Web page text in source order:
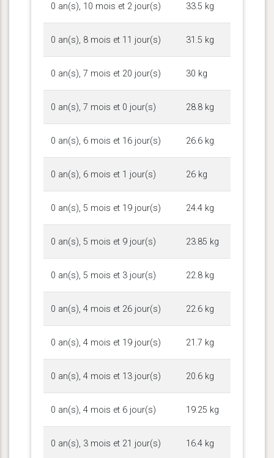
0 an(s), 10 mois et 2 jour(s) 33.5 kg
0 an(s), 8 mois et 11 jour(s) 31.5 kg
0 an(s), 7 mois et 20 jour(s) 30 kg
0 an(s), 7 mois et 0 jour(s) 28.8 kg
0 an(s), 6 mois et 16 jour(s) 26.6 kg
0 an(s), 6 mois et 1 jour(s) 26 kg
0 an(s), 5 mois et 19 jour(s) 24.4 kg
0 an(s), 5 mois et 9 jour(s) 23.85 kg
0 an(s), 5 mois et 3 jour(s) 22.8 kg
0 an(s), 4 mois et 26 jour(s) 22.6 kg
0 an(s), 4 mois et 19 jour(s) 21.7 kg
0 an(s), 4 mois et 13 jour(s) 20.6 kg
0 an(s), 4 mois et 6 jour(s) 19.25 kg
0 an(s), 3 mois et 21 jour(s) 16.4 kg